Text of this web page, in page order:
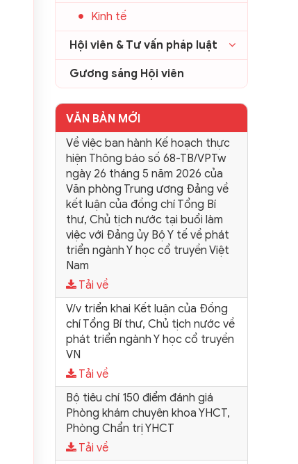
Kinh tế
Hội viên & Tư vấn pháp luật
Gương sáng Hội viên
VĂN BẢN MỚI
Về việc ban hành Kế hoạch thực
hiện Thông báo số 68-TB/VPTw
ngày 26 tháng 5 năm 2026 của
Văn phòng Trung ương Đảng về
kết luận của đồng chí Tổng Bí
thư, Chủ tịch nước tại buổi làm
việc với Đảng ủy Bộ Y tế về phát
triển ngành Y học cổ truyền Việt
Nam
Tải về
V/v triển khai Kết luận của Đồng
chí Tổng Bí thư, Chủ tịch nước về
phát triển ngành Y học cổ truyền
VN
Tải về
Bộ tiêu chí 150 điểm đánh giá
Phòng khám chuyên khoa YHCT,
Phòng Chẩn trị YHCT
Tải về